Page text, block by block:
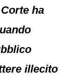
ha
illecito